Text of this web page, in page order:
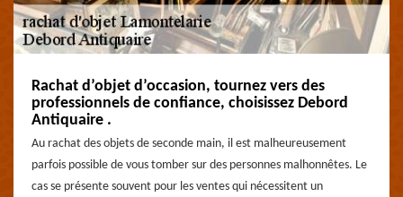
Rachat d’objet d’occasion, tournez vers des
professionnels de confiance, choisissez Debord
Antiquaire .
Au rachat des objets de seconde main, il est malheureusement
parfois possible de vous tomber sur des personnes malhonnêtes. Le
cas se présente souvent pour les ventes qui nécessitent un